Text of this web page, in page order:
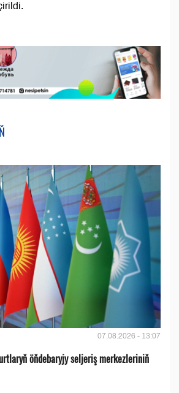
07.08.2026 - 13:07
öňdebaryjy seljeriş merkezleriniň